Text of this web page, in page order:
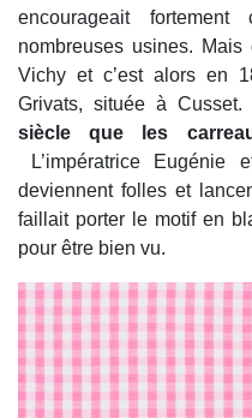
encourageait
nombreuses usines.
Vichy et c’est alors en
Grivats, située à Cusset.
siècle que les
L’impératrice
deviennent folles et
faillait porter le motif en
pour être bien vu.